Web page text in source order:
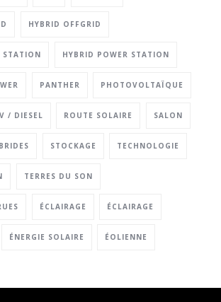
HYBRID OFFGRID
STATION HYBRID POWER STATION
PANTHER PHOTOVOLTAÏQUE
/ DIESEL ROUTE SOLAIRE SALON
STOCKAGE TECHNOLOGIE
TERRES DU SON
ÉCLAIRAGE ÉCLAIRAGE
ÉNERGIE SOLAIRE ÉOLIENNE